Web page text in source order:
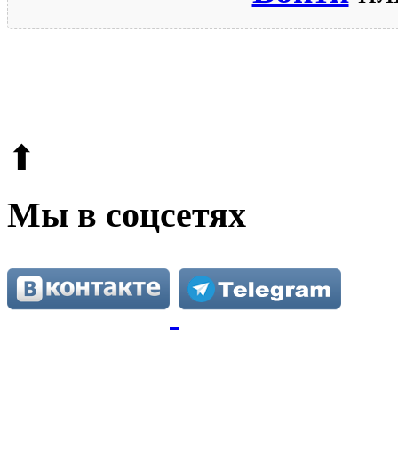
⬆
Мы в соцсетях